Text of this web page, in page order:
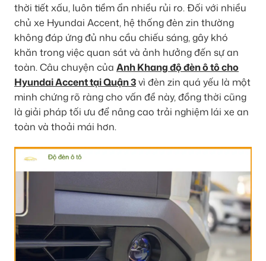
thời tiết xấu, luôn tiềm ẩn nhiều rủi ro. Đối với nhiều
chủ xe Hyundai Accent, hệ thống đèn zin thường
không đáp ứng đủ nhu cầu chiếu sáng, gây khó
khăn trong việc quan sát và ảnh hưởng đến sự an
toàn. Câu chuyện của Anh Khang độ đèn ô tô cho
Hyundai Accent tại Quận 3vì đèn zin quá yếu là một
minh chứng rõ ràng cho vấn đề này, đồng thời cũng
là giải pháp tối ưu để nâng cao trải nghiệm lái xe an
toàn và thoải mái hơn.